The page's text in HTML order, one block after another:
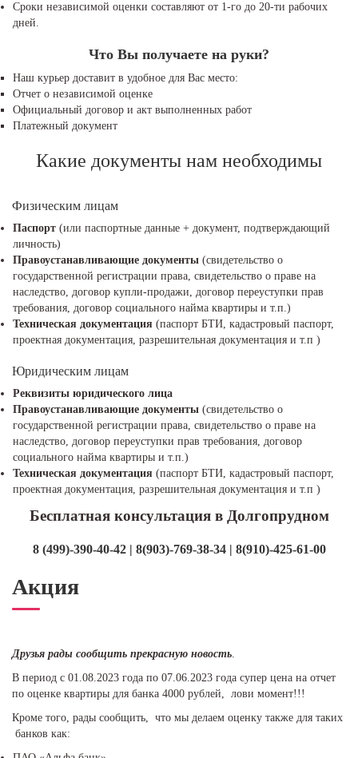
Сроки независимой оценки составляют от 1-го до 20-ти рабочих
дней.
Что Вы получаете на руки?
Наш курьер доставит в удобное для Вас место:
Отчет о независимой оценке
Официальный договор и акт выполненных работ
Платежный документ
Какие документы нам необходимы
Физическим лицам
Паспорт (или паспортные данные + документ, подтверждающий
личность)
Правоустанавливающие документы (свидетельство о
государственной регистрации права, свидетельство о праве на
наследство, договор купли-продажи, договор переуступки прав
требования, договор социального найма квартиры и т.п.)
Техническая документация (паспорт БТИ, кадастровый паспорт,
проектная документация, разрешительная документация и т.п )
Юридическим лицам
Реквизиты юридического лица
Правоустанавливающие документы (свидетельство о
государственной регистрации права, свидетельство о праве на
наследство, договор переуступки прав требования, договор
социального найма квартиры и т.п.)
Техническая документация (паспорт БТИ, кадастровый паспорт,
проектная документация, разрешительная документация и т.п )
Бесплатная консультация в Долгопрудном
8 (499)-390-40-42 | 8(903)-769-38-34 | 8(910)-425-61-00
Акция
Друзья рады сообщить прекрасную новость
В период с 01.08.2023 года по 07.06.2023 года супер цена на отчет
по оценке квартиры для банка 4000 рублей, лови момент!!!
Кроме того, рады сообщить, что мы делаем оценку также для таких
банков как: